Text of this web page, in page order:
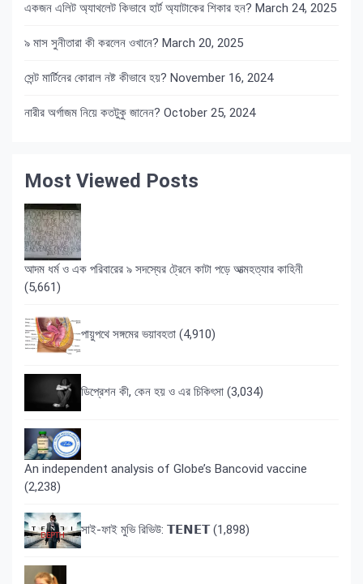
একজন এলিট অ্যাথলেট কিভাবে হার্ট অ্যাটাকের শিকার হন? March 24, 2025
৯ মাস সুনীতারা কী করলেন ওখানে? March 20, 2025
সেন্ট মার্টিনের কোরাল নষ্ট কীভাবে হয়? November 16, 2024
নারীর অর্গাজম নিয়ে কতটুকু জানেন? October 25, 2024
Most Viewed Posts
আদম ধর্ম ও এক পরিবারের ৯ সদস্যের ট্রেনে কাটা পড়ে আত্মহত্যার কাহিনী
(5,661)
পায়ুপথে সঙ্গমের ভয়াবহতা (4,910)
ডিপ্রেশন কী, কেন হয় ও এর চিকিৎসা (3,034)
An independent analysis of Globe’s Bancovid vaccine
(2,238)
সাই-ফাই মুভি রিভিউ: 𝗧𝗘𝗡𝗘𝗧 (1,898)